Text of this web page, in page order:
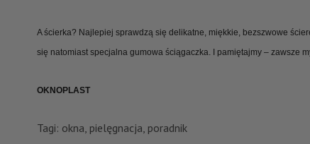
A ścierka? Najlepiej sprawdzą się delikatne, miękkie, bezszwowe
się natomiast specjalna gumowa ściągaczka. I pamiętajmy – zawsze
OKNOPLAST
Tagi: okna pielęgnacja poradnik